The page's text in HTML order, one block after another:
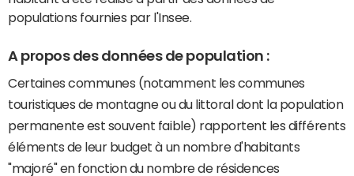
populations fournies par l'Insee.
A propos des données de population :
Certaines communes (notamment les communes
touristiques de montagne ou du littoral dont la population
permanente est souvent faible) rapportent les différents
éléments de leur budget à un nombre d'habitants
"majoré" en fonction du nombre de résidences